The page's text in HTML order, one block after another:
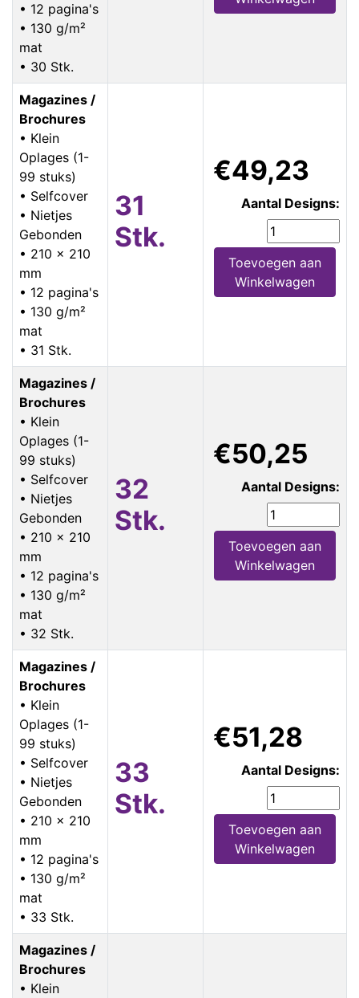
• 12 pagina's
• 130 g/m²
mat
• 30 Stk.
Magazines /
Brochures
• Klein
Oplages (1-
99 stuks)
• Selfcover
• Nietjes
Gebonden
• 210 x 210
mm
• 12 pagina's
• 130 g/m²
mat
• 31 Stk.
31
Stk.
€49,23
Aantal Designs:
Toevoegen aan
Winkelwagen
Magazines /
Brochures
• Klein
Oplages (1-
99 stuks)
• Selfcover
• Nietjes
Gebonden
• 210 x 210
mm
• 12 pagina's
• 130 g/m²
mat
• 32 Stk.
32
Stk.
€50,25
Aantal Designs:
Toevoegen aan
Winkelwagen
Magazines /
Brochures
• Klein
Oplages (1-
99 stuks)
• Selfcover
• Nietjes
Gebonden
• 210 x 210
mm
• 12 pagina's
• 130 g/m²
mat
• 33 Stk.
33
Stk.
€51,28
Aantal Designs:
Toevoegen aan
Winkelwagen
Magazines /
Brochures
• Klein